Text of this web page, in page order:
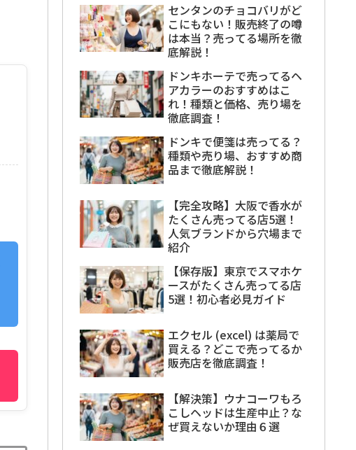
センタンのチョコバリがど
こにもない！販売終了の噂
は本当？売ってる場所を徹
底解説！
ドンキホーテで売ってるヘ
アカラーのおすすめはこ
れ！種類と価格、売り場を
徹底調査！
ドンキで便箋は売ってる？
種類や売り場、おすすめ商
品まで徹底解説！
【完全攻略】大阪で香水が
たくさん売ってる店5選！
人気ブランドから穴場まで
紹介
【保存版】東京でスマホケ
ースがたくさん売ってる店
5選！初心者必見ガイド
エクセル (excel) は薬局で
買える？どこで売ってるか
販売店を徹底調査！
【解決策】ウナコーワもろ
こしヘッドは生産中止？な
ぜ買えないか理由６選